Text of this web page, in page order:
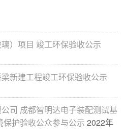
）项目 竣工环保验收公示
新建工程竣工环保验收公示
司 成都智明达电子装配测试基
护验收公众参与公示 2022年